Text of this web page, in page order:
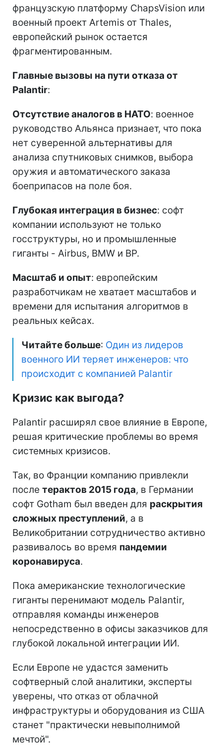
французскую платформу ChapsVision или
военный проект Artemis от Thales,
европейский рынок остается
фрагментированным.
Главные вызовы на пути отказа от
Palantir:
Отсутствие аналогов в НАТО: военное
руководство Альянса признает, что пока
нет суверенной альтернативы для
анализа спутниковых снимков, выбора
оружия и автоматического заказа
боеприпасов на поле боя.
Глубокая интеграция в бизнес: софт
компании используют не только
госструктуры, но и промышленные
гиганты - Airbus, BMW и BP.
Масштаб и опыт: европейским
разработчикам не хватает масштабов и
времени для испытания алгоритмов в
реальных кейсах.
Читайте больше: Один из лидеров
военного ИИ теряет инженеров: что
происходит с компанией Palantir
Кризис как выгода?
Palantir расширял свое влияние в Европе,
решая критические проблемы во время
системных кризисов.
Так, во Франции компанию привлекли
после терактов 2015 года, в Германии
софт Gotham был введен для раскрытия
сложных преступлений, а в
Великобритании сотрудничество активно
развивалось во время пандемии
коронавируса.
Пока американские технологические
гиганты перенимают модель Palantir,
отправляя команды инженеров
непосредственно в офисы заказчиков для
глубокой локальной интеграции ИИ.
Если Европе не удастся заменить
софтверный слой аналитики, эксперты
уверены, что отказ от облачной
инфраструктуры и оборудования из США
станет "практически невыполнимой
мечтой".